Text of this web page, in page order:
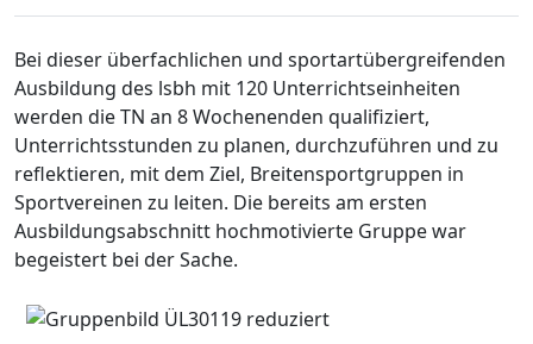
Bei dieser überfachlichen und sportartübergreifenden
Ausbildung des lsbh mit 120 Unterrichtseinheiten
werden die TN an 8 Wochenenden qualifiziert,
Unterrichtsstunden zu planen, durchzuführen und zu
reflektieren, mit dem Ziel, Breitensportgruppen in
Sportvereinen zu leiten. Die bereits am ersten
Ausbildungsabschnitt hochmotivierte Gruppe war
begeistert bei der Sache.